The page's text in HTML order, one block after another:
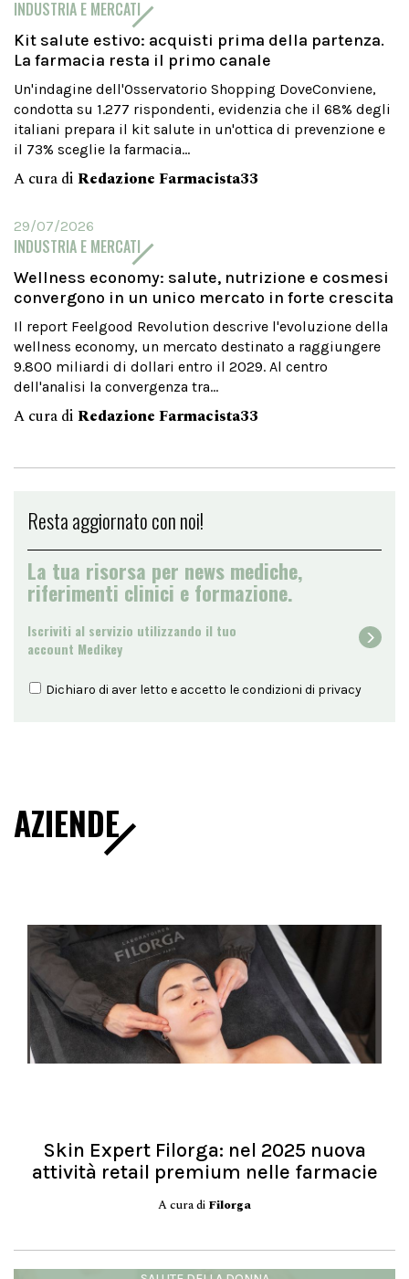
INDUSTRIA E MERCATI
Kit salute estivo: acquisti prima della partenza.
La farmacia resta il primo canale
Un'indagine dell'Osservatorio Shopping DoveConviene,
condotta su 1.277 rispondenti, evidenzia che il 68% degli
italiani prepara il kit salute in un'ottica di prevenzione e
il 73% sceglie la farmacia...
A cura di Redazione Farmacista33
29/07/2026
INDUSTRIA E MERCATI
Wellness economy: salute, nutrizione e cosmesi
convergono in un unico mercato in forte crescita
Il report Feelgood Revolution descrive l'evoluzione della
wellness economy, un mercato destinato a raggiungere
9.800 miliardi di dollari entro il 2029. Al centro
dell'analisi la convergenza tra...
A cura di Redazione Farmacista33
Resta aggiornato con noi!
La tua risorsa per news mediche,
riferimenti clinici e formazione.
Iscriviti al servizio utilizzando il tuo
account Medikey
Dichiaro di aver letto e accetto le condizioni di privacy
AZIENDE
Skin Expert Filorga: nel 2025 nuova
attività retail premium nelle farmacie
A cura di Filorga